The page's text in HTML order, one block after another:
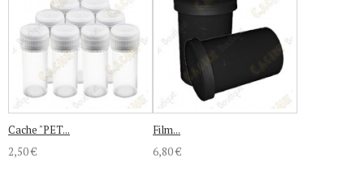
Cache "PET...
2,50 €
Film...
6,80 €